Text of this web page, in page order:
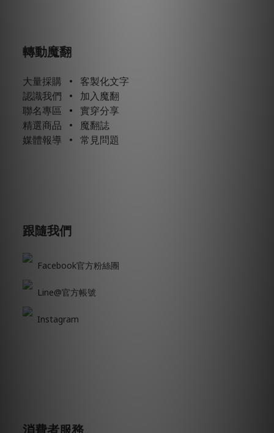
轉動魔翻
大量採購 •
客製化文字
認識我們 •
加入魔翻
聯名專區 •
實穿分享
精選商品 •
魔翻誌
媒體報導
• 常見問題
跟隨我們
Facebook官方粉絲團
Line@官方帳號
Instagram